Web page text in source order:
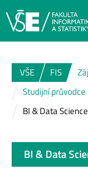
VŠE FIS
Studijní průvodce
BI & Data Science
BI & Data